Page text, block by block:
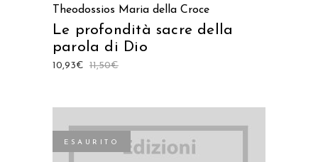
Theodossios Maria della Croce
Le profondità sacre della
parola di Dio
11,50€
10,93€
ESAURITO